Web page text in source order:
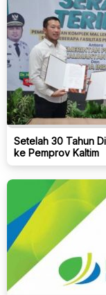
Setelah 30 Tahun
ke Pemprov Kaltim